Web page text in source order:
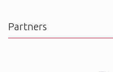
Partners